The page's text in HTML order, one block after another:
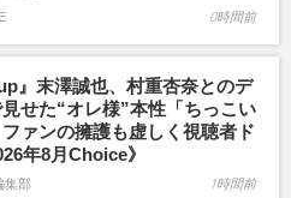
0時間前
』末澤誠也、村重杏奈とのデ
せた“オレ様”本性「ちっこい
ァンの擁護も虚しく視聴者ド
年8月Choice》
集部 1時間前